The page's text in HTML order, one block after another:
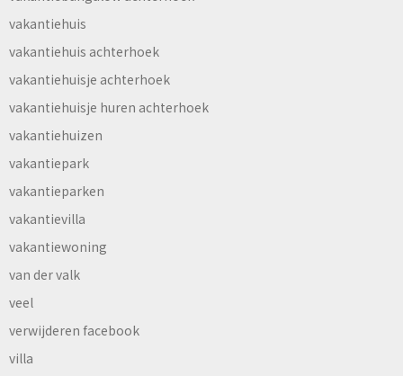
vakantiehuis
vakantiehuis achterhoek
vakantiehuisje achterhoek
vakantiehuisje huren achterhoek
vakantiehuizen
vakantiepark
vakantieparken
vakantievilla
vakantiewoning
van der valk
veel
verwijderen facebook
villa